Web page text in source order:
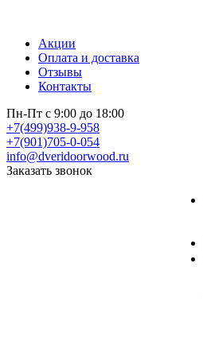
Акции
Оплата и доставка
Отзывы
Контакты
Пн-Пт с 9:00 до 18:00
+7(499)938-9-958
+7(901)705-0-054
info@dveridoorwood.ru
Заказать звонок